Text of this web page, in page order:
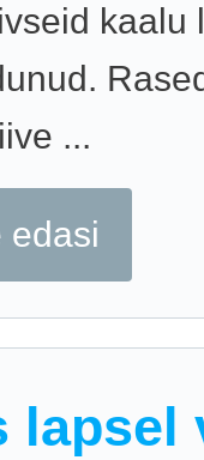
kaalu
...
edasi
lapsel